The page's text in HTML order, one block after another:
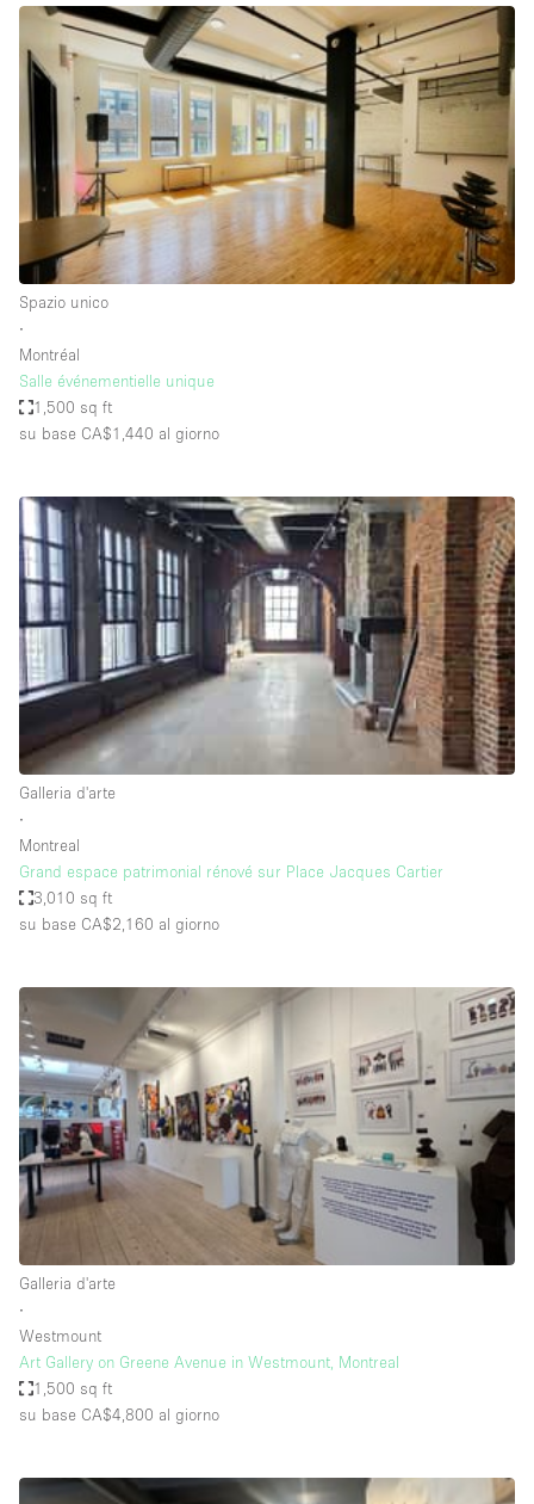
Fiera/festival
Galleria d'arte
Hall
Imbarcazione
Magazzino
Negozio in centro commerciale
Ristorante/bar/caffè
Sala riunioni
Salone
Spazio creativo
Spazio per Eventi
Spazio pubblicitario
Spazio unico
Stand / Bancarella
Stand / Chiosco / Stand
Studio fotografico / riprese
Terrazzo
Villa / Casa
Accesso per disabili
Ampia Porta d'Ingresso
Animals Friendly
Aria condizionata
Arredamento
Ascensore
Attaccapanni
Attrezzature da ufficio
Bagni
Bagno
Banconi
Camere Multiple
Spazio unico
∙
Montréal
Salle événementielle unique
1,500 sq ft
su base CA$1,440 al giorno
Galleria d'arte
∙
Montreal
Grand espace patrimonial rénové sur Place Jacques Cartier
3,010 sq ft
su base CA$2,160 al giorno
Galleria d'arte
∙
Westmount
Art Gallery on Greene Avenue in Westmount, Montreal
1,500 sq ft
su base CA$4,800 al giorno